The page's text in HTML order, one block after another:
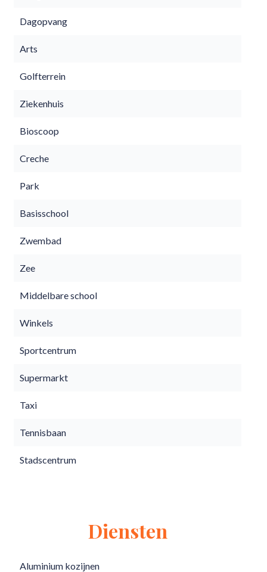
Dagopvang
Arts
Golfterrein
Ziekenhuis
Bioscoop
Creche
Park
Basisschool
Zwembad
Zee
Middelbare school
Winkels
Sportcentrum
Supermarkt
Taxi
Tennisbaan
Stadscentrum
Diensten
Aluminium kozijnen